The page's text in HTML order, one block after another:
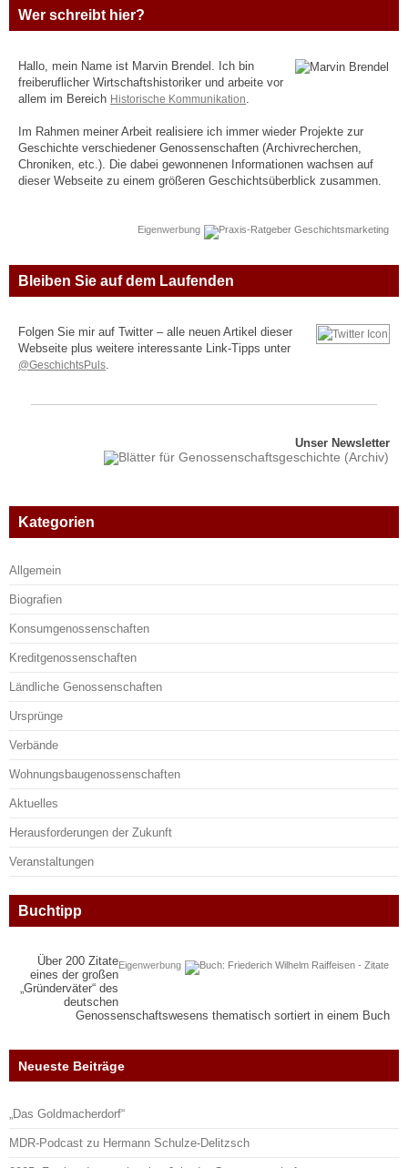
Wer schreibt hier?
Hallo, mein Name ist Marvin Brendel. Ich bin
freiberuflicher Wirtschaftshistoriker und arbeite vor
allem im Bereich Historische Kommunikation.
Im Rahmen meiner Arbeit realisiere ich immer wieder Projekte zur
Geschichte verschiedener Genossenschaften (Archivrecherchen,
Chroniken, etc.). Die dabei gewonnenen Informationen wachsen auf
dieser Webseite zu einem größeren Geschichtsüberblick zusammen.
Eigenwerbung
Bleiben Sie auf dem Laufenden
Folgen Sie mir auf Twitter – alle neuen Artikel dieser
Webseite plus weitere interessante Link-Tipps unter
@GeschichtsPuls.
Unser Newsletter
Kategorien
Allgemein
Biografien
Konsumgenossenschaften
Kreditgenossenschaften
Ländliche Genossenschaften
Ursprünge
Verbände
Wohnungsbaugenossenschaften
Aktuelles
Herausforderungen der Zukunft
Veranstaltungen
Buchtipp
Eigenwerbung
Über 200 Zitate
eines der großen
„Gründerväter“ des
deutschen
Genossenschaftswesens thematisch sortiert in einem Buch
Neueste Beiträge
„Das Goldmacherdorf“
MDR-Podcast zu Hermann Schulze-Delitzsch